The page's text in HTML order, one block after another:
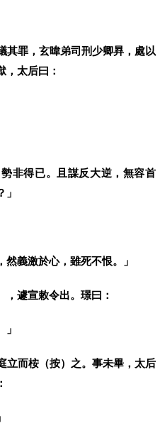
其罪，玄暐弟司刑少卿昪，處以
，太后曰：
非得已。且謀反大逆，無容首
然義激於心，雖死不恨。」
遽宣敕令出。璟曰：
立而桉（按）之。事未畢，太后